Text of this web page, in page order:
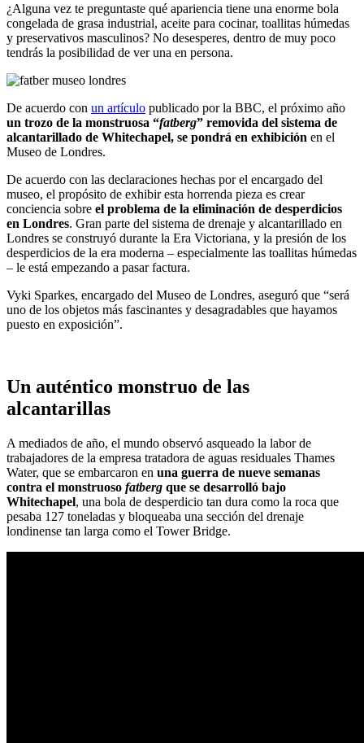
¿Alguna vez te preguntaste qué apariencia tiene una enorme bola
congelada de grasa industrial, aceite para cocinar, toallitas húmedas
y preservativos masculinos? No desesperes, dentro de muy poco
tendrás la posibilidad de ver una en persona.
De acuerdo con un artículo publicado por la BBC, el próximo año
un trozo de la monstruosa “fatberg” removida del sistema de
alcantarillado de Whitechapel, se pondrá en exhibición en el
Museo de Londres.
De acuerdo con las declaraciones hechas por el encargado del
museo, el propósito de exhibir esta horrenda pieza es crear
conciencia sobre el problema de la eliminación de desperdicios
en Londres. Gran parte del sistema de drenaje y alcantarillado en
Londres se construyó durante la Era Victoriana, y la presión de los
desperdicios de la era moderna – especialmente las toallitas húmedas
– le está empezando a pasar factura.
Vyki Sparkes, encargado del Museo de Londres, aseguró que “será
uno de los objetos más fascinantes y desagradables que hayamos
puesto en exposición”.
Un auténtico monstruo de las
alcantarillas
A mediados de año, el mundo observó asqueado la labor de
trabajadores de la empresa tratadora de aguas residuales Thames
Water, que se embarcaron en una guerra de nueve semanas
contra el monstruoso fatberg que se desarrolló bajo
Whitechapel, una bola de desperdicio tan dura como la roca que
pesaba 127 toneladas y bloqueaba una sección del drenaje
londinense tan larga como el Tower Bridge.